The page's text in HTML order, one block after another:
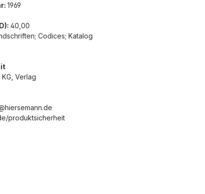
1969
40,00
Codices; Katalog
Verlag
produktsicherheit